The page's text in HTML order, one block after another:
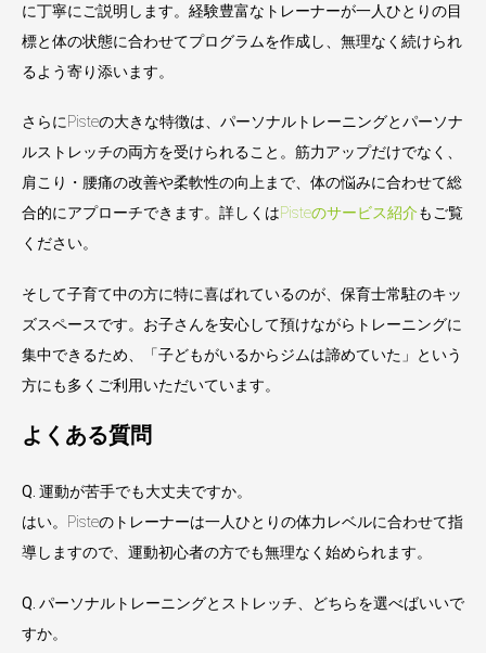
に丁寧にご説明します。経験豊富なトレーナーが一人ひとりの目
標と体の状態に合わせてプログラムを作成し、無理なく続けられ
るよう寄り添います。
さらにPisteの大きな特徴は、 パーソナルトレーニングとパーソナ
ルストレッチの両方を受けられること。筋力アップだけでなく、
肩こり・腰痛の改善や柔軟性の向上まで、体の悩みに合わせて総
合的にアプローチできます。詳しくはPisteのサービス紹介もご覧
ください。
そして子育て中の方に特に喜ばれているのが、 保育士常駐のキッ
ズスペースです。お子さんを安心して預けながらトレーニングに
集中できるため、「子どもがいるからジムは諦めていた」という
方にも多くご利用いただいています。
よくある質問
Q. 運動が苦手でも大丈夫ですか。
はい。Pisteのトレーナーは一人ひとりの体力レベルに合わせて指
導しますので、運動初心者の方でも無理なく始められます。
Q. パーソナルトレーニングとストレッチ、どちらを選べばいいで
すか。